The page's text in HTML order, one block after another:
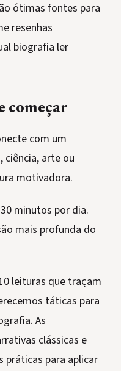
ótimas fontes para
resenhas
biografia ler
começar
com um
arte ou
motivadora.
minutos por dia.
mais profunda do
leituras que traçam
táticas para
As
clássicas e
práticas para aplicar